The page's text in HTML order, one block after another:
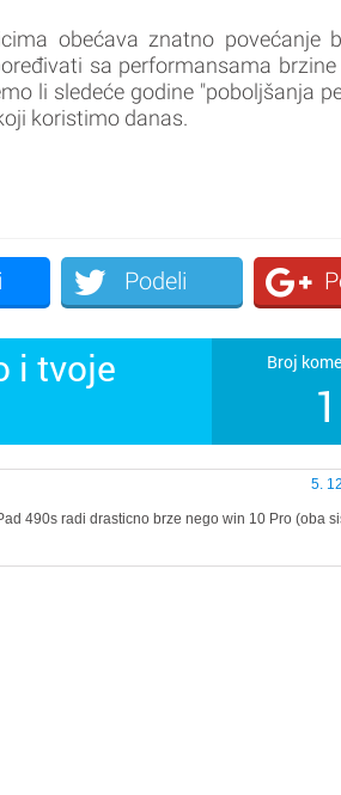
obećava znatno povećanje
sa performansama
li sledeće godine "poboljšanja
koristimo danas.
Podeli
i tvoje
Broj
1
5.
490s radi drasticno brze nego win 10 Pro (oba